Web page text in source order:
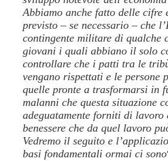
Abbiamo anche fatto delle cifre
previsto – se necessario – che
contingente militare di qualche
giovani i quali abbiano il solo
controllare che i patti tra le
vengano rispettati e le persone
quelle pronte a trasformarsi in
malanni che questa situazione
adeguatamente forniti di lavoro
benessere che da quel lavoro
Vedremo il seguito e
basi fondamentali ormai ci sono